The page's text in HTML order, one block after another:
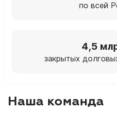
по всей
4,5
закрытых
Наша команда